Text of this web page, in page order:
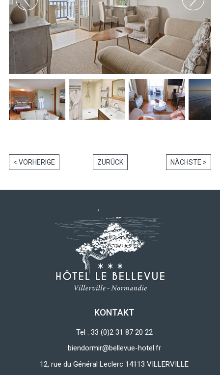
NÄCHSTE >
< VORHERIGE ZURÜCK
KONTAKT
Tel : 33 (0)2 31 87 20 22
biendormir@bellevue-hotel.fr
12, rue du Général Leclerc 14113 VILLERVILLE